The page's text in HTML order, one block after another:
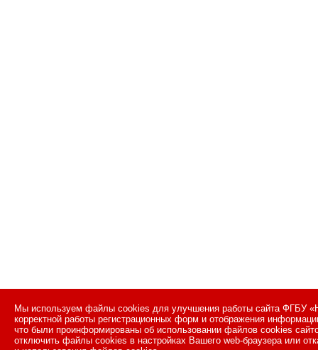
Мы используем файлы cookies для улучшения работы сайта ФГБУ
корректной работы регистрационных форм и отображения
что были проинформированы об использовании файлов cookies
отключить файлы cookies в настройках Вашего web-браузера или